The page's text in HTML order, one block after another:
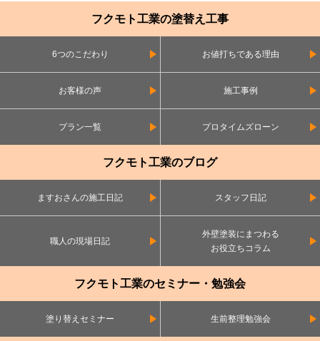
フクモト工業の塗替え工事
6つのこだわり お値打ちである理由
お客様の声 施工事例
プラン一覧 プロタイムズローン
フクモト工業のブログ
ますおさんの施工日記 スタッフ日記
職人の現場日記
外壁塗装にまつわる
お役立ちコラム
フクモト工業のセミナー・勉強会
塗り替えセミナー 生前整理勉強会